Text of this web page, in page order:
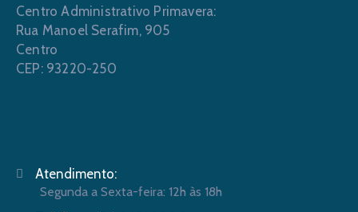
Centro Administrativo Primavera:
Rua Manoel Serafim, 905
Centro
CEP: 93220-250
Atendimento:
Segunda a Sexta-feira: 12h às 18h